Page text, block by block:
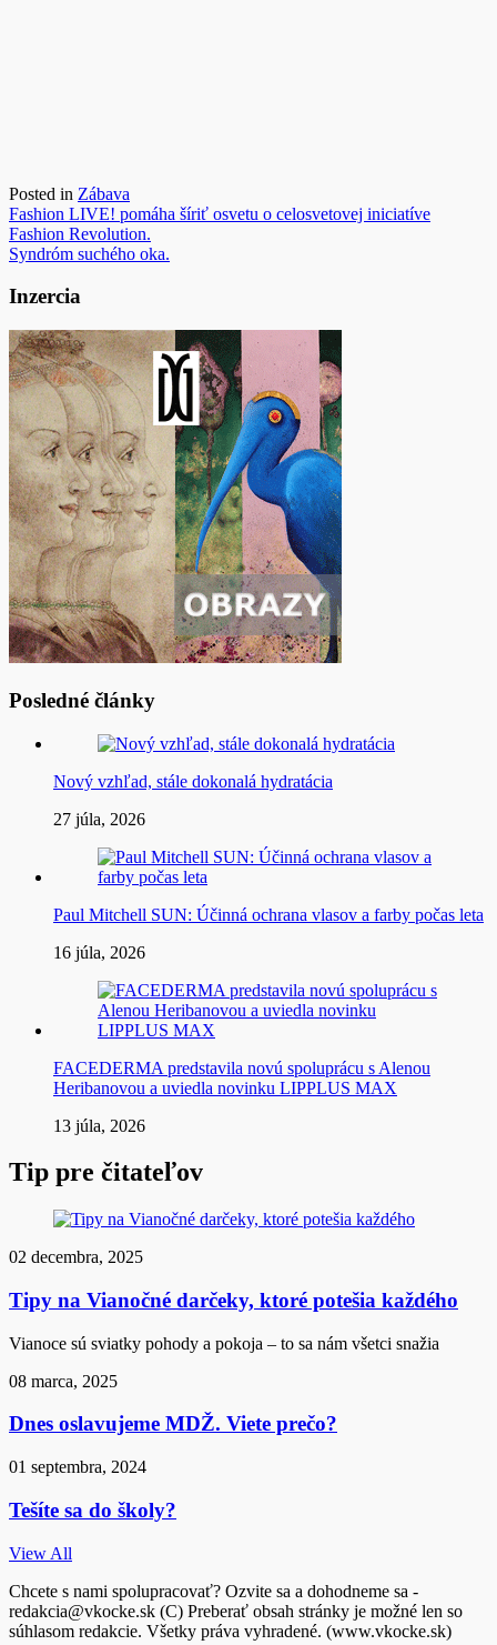
Posted in Zábava
Navigácia
v
Fashion LIVE! pomáha šíriť osvetu o celosvetovej iniciatíve
Fashion Revolution.
Syndróm suchého oka.
Inzercia
Posledné články
Nový vzhľad, stále dokonalá hydratácia
27 júla, 2026
Paul Mitchell SUN: Účinná ochrana vlasov a farby počas leta
16 júla, 2026
FACEDERMA predstavila novú spoluprácu s Alenou
Heribanovou a uviedla novinku LIPPLUS MAX
13 júla, 2026
Tip pre čitateľov
02 decembra, 2025
Tipy na Vianočné darčeky, ktoré potešia každého
Vianoce sú sviatky pohody a pokoja – to sa nám všetci snažia
08 marca, 2025
Dnes oslavujeme MDŽ. Viete prečo?
01 septembra, 2024
Tešíte sa do školy?
View All
Chcete s nami spolupracovať? Ozvite sa a dohodneme sa -
redakcia@vkocke.sk (C) Preberať obsah stránky je možné len so
súhlasom redakcie. Všetky práva vyhradené. (www.vkocke.sk)